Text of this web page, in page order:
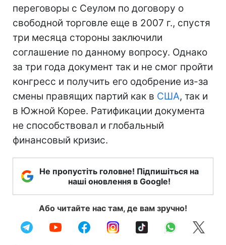
переговоры с Сеулом по договору о
свободной торговле еще в 2007 г., спустя
три месяца стороны заключили
соглашение по данному вопросу. Однако
за три года документ так и не смог пройти
конгресс и получить его одобрение из-за
смены правящих партий как в США, так и
в Южной Корее. Ратификации документа
не способствовал и глобальный
финансовый кризис.
Не пропустіть головне! Підпишіться на
наші оновлення в Google!
Або читайте нас там, де вам зручно!